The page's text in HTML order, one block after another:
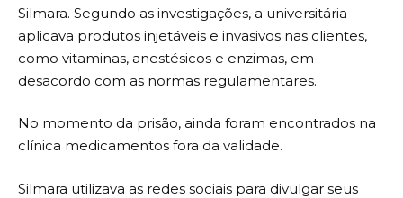
Silmara. Segundo as investigações, a universitária
aplicava produtos injetáveis e invasivos nas clientes,
como vitaminas, anestésicos e enzimas, em
desacordo com as normas regulamentares.
No momento da prisão, ainda foram encontrados na
clínica medicamentos fora da validade.
Silmara utilizava as redes sociais para divulgar seus